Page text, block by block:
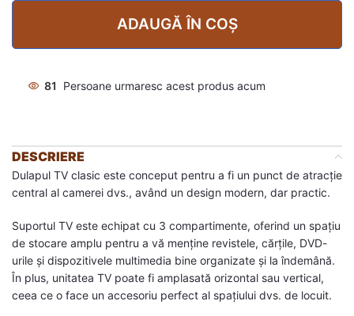
ADAUGĂ ÎN COȘ
81 Persoane urmaresc acest produs acum
DESCRIERE
Dulapul TV clasic este conceput pentru a fi un punct de atracție
central al camerei dvs., având un design modern, dar practic.
Suportul TV este echipat cu 3 compartimente, oferind un spațiu
de stocare amplu pentru a vă menține revistele, cărțile, DVD-
urile și dispozitivele multimedia bine organizate și la îndemână.
În plus, unitatea TV poate fi amplasată orizontal sau vertical,
ceea ce o face un accesoriu perfect al spațiului dvs. de locuit.